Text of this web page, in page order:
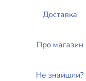
Доставка
Про магазин
Не знайшли?